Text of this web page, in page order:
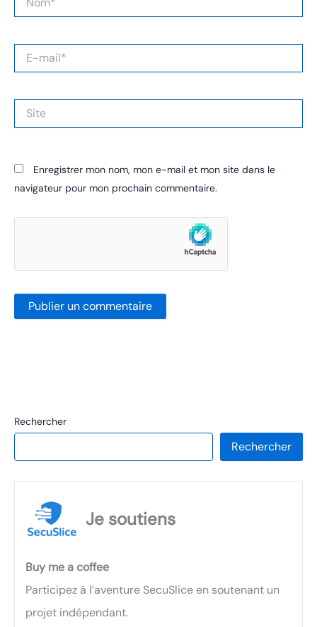
mail*
Site
Enregistrer mon nom, mon e-mail et mon site dans le
navigateur pour mon prochain commentaire.
Rechercher
Rechercher
Je soutiens
Buy me a coffee
Participez à l’aventure SecuSlice en soutenant un
projet indépendant.